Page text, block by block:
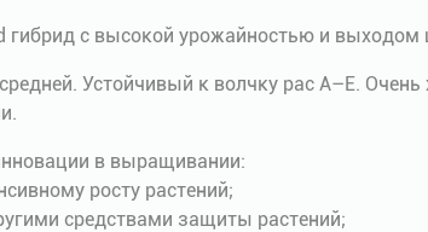
гибрид с высокой урожайностью и выходом
Устойчивый к волчку рас А–Е.
в выращивании:
росту растений;
средствами защиты растений;